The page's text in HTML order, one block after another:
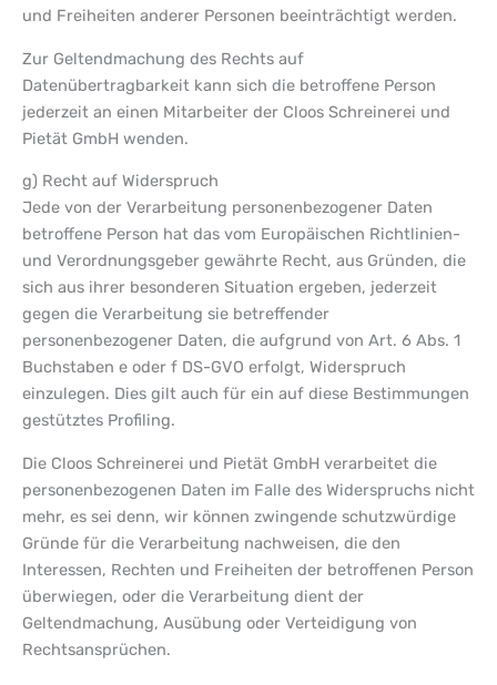
und Freiheiten anderer Personen beeinträchtigt werden.
Zur Geltendmachung des Rechts auf
Datenübertragbarkeit kann sich die betroffene Person
jederzeit an einen Mitarbeiter der Cloos Schreinerei und
Pietät GmbH wenden.
g) Recht auf Widerspruch
Jede von der Verarbeitung personenbezogener Daten
betroffene Person hat das vom Europäischen Richtlinien-
und Verordnungsgeber gewährte Recht, aus Gründen, die
sich aus ihrer besonderen Situation ergeben, jederzeit
gegen die Verarbeitung sie betreffender
personenbezogener Daten, die aufgrund von Art. 6 Abs. 1
Buchstaben e oder f DS-GVO erfolgt, Widerspruch
einzulegen. Dies gilt auch für ein auf diese Bestimmungen
gestütztes Profiling.
Die Cloos Schreinerei und Pietät GmbH verarbeitet die
personenbezogenen Daten im Falle des Widerspruchs nicht
mehr, es sei denn, wir können zwingende schutzwürdige
Gründe für die Verarbeitung nachweisen, die den
Interessen, Rechten und Freiheiten der betroffenen Person
überwiegen, oder die Verarbeitung dient der
Geltendmachung, Ausübung oder Verteidigung von
Rechtsansprüchen.